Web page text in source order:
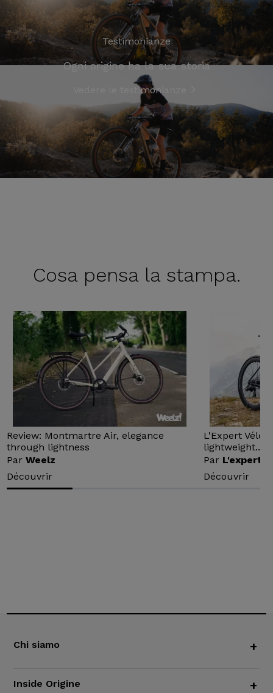
Testimonianze
Ogni origine ha la sua storia
Vedere le testimonianze
Cosa pensala stampa.
Review: Montmartre Air, elegance
through lightness
ParWeelz
Découvrir
L'Expert Vélo
lightweight...
Par L'expert
Découvrir
Chi siamo +
Inside Origine +